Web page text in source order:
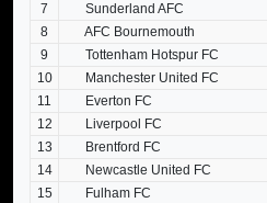
7
Sunderland AFC
8
AFC Bournemouth
9
Tottenham Hotspur FC
10
Manchester United FC
11
Everton FC
12
Liverpool FC
13
Brentford FC
14
Newcastle United FC
15
Fulham FC